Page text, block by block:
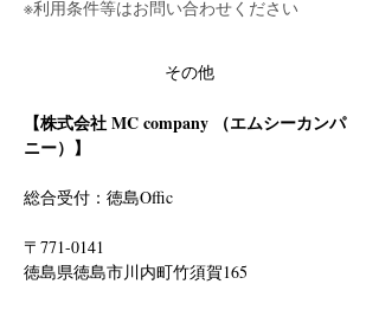
※利用条件等はお問い合わせください
その他
【株式会社 MC company （エムシーカンパ
ニー）】
総合受付：徳島Offic
〒771-0141
徳島県徳島市川内町竹須賀165